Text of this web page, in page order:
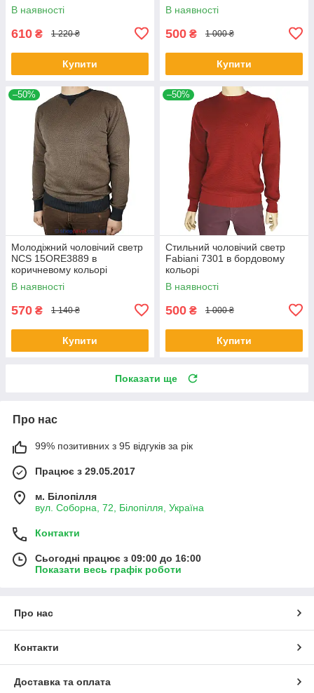
В наявності
610 ₴ 1 220 ₴
Купити
В наявності
500 ₴ 1 000 ₴
Купити
–50%
Молодіжний чоловічий светр
NCS 15ORE3889 в
коричневому кольорі
В наявності
570 ₴ 1 140 ₴
Купити
–50%
Стильний чоловічий светр
Fabiani 7301 в бордовому
кольорі
В наявності
500 ₴ 1 000 ₴
Купити
Показати ще
Про нас
99% позитивних з 95 відгуків за рік
Працює з 29.05.2017
м. Білопілля
вул. Соборна, 72, Білопілля, Україна
Контакти
Сьогодні працює з 09:00 до 16:00
Показати весь графік роботи
Про нас
Контакти
Доставка та оплата